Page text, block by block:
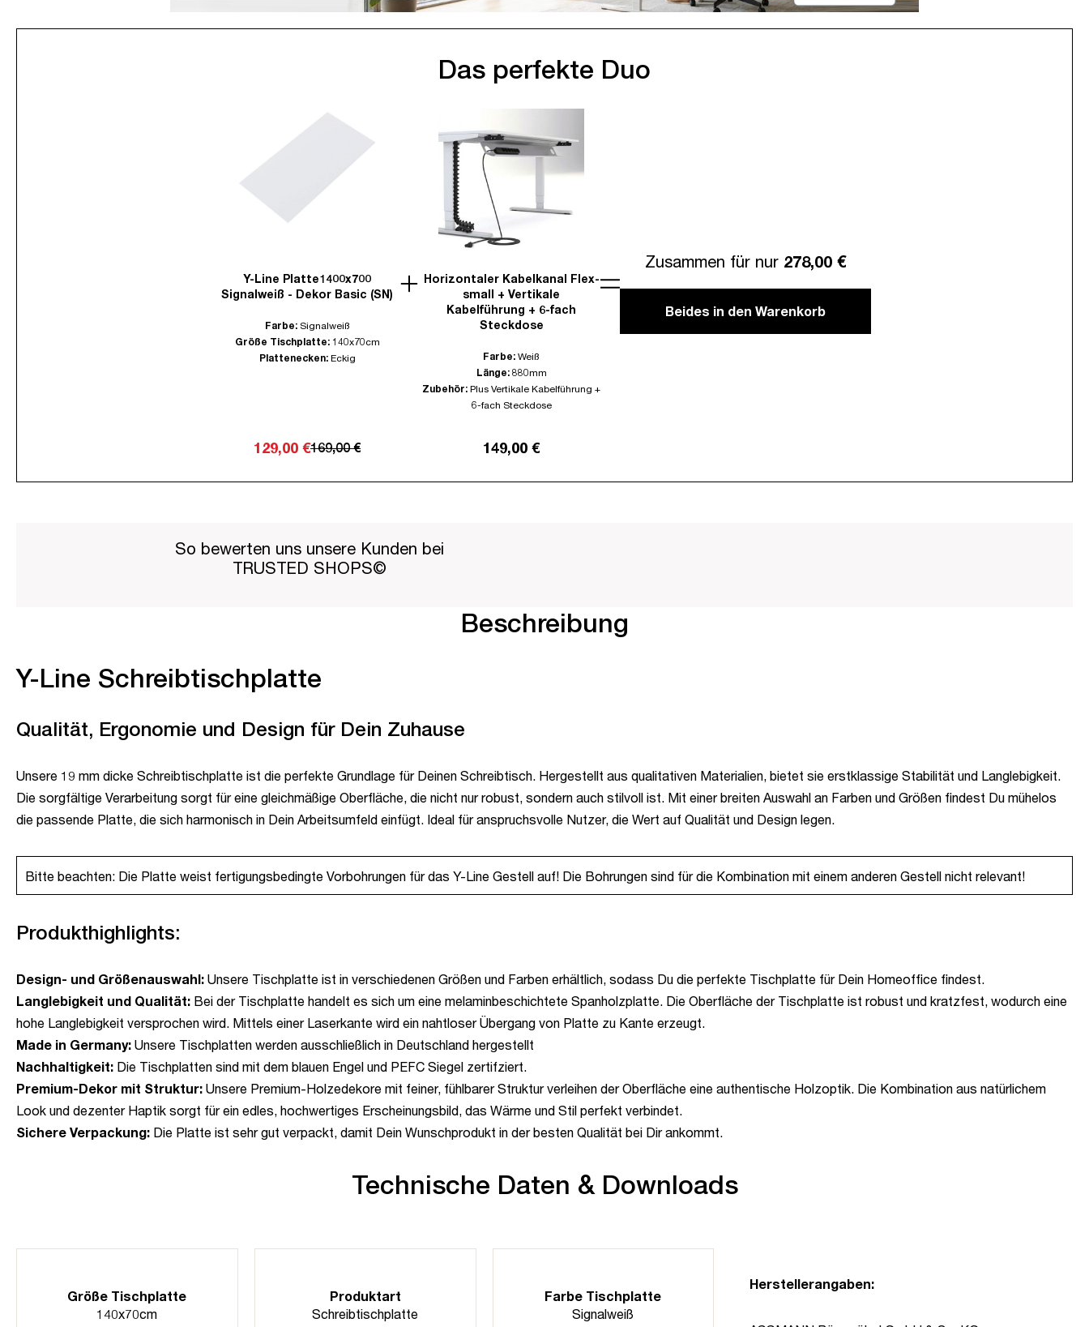
Das perfekte Duo
Y-Line Platte1400x700
Signalweiß - Dekor Basic (SN)
Farbe: Signalweiß
Größe Tischplatte: 140x70cm
Plattenecken: Eckig
129,00 €169,00 €
Horizontaler Kabelkanal Flex-
small + Vertikale
Kabelführung + 6-fach
Steckdose
Farbe: Weiß
Länge: 880mm
Zubehör: Plus Vertikale Kabelführung +
6-fach Steckdose
149,00 €
Zusammen für nur 278,00 €
Beides in den Warenkorb
So bewerten uns unsere Kunden bei
TRUSTED SHOPS©
Beschreibung
Y-Line Schreibtischplatte
Qualität, Ergonomie und Design für Dein Zuhause
Unsere 19 mm dicke Schreibtischplatte ist die perfekte Grundlage für Deinen Schreibtisch. Hergestellt aus qualitativen Materialien, bietet sie erstklassige Stabilität und Langlebigkeit.
Die sorgfältige Verarbeitung sorgt für eine gleichmäßige Oberfläche, die nicht nur robust, sondern auch stilvoll ist. Mit einer breiten Auswahl an Farben und Größen findest Du mühelos
die passende Platte, die sich harmonisch in Dein Arbeitsumfeld einfügt. Ideal für anspruchsvolle Nutzer, die Wert auf Qualität und Design legen.
Bitte beachten: Die Platte weist fertigungsbedingte Vorbohrungen für das Y-Line Gestell auf! Die Bohrungen sind für die Kombination mit einem anderen Gestell nicht relevant!
Produkthighlights:
Design- und Größenauswahl: Unsere Tischplatte ist in verschiedenen Größen und Farben erhältlich, sodass Du die perfekte Tischplatte für Dein Homeoffice findest.
Langlebigkeit und Qualität: Bei der Tischplatte handelt es sich um eine melaminbeschichtete Spanholzplatte. Die Oberfläche der Tischplatte ist robust und kratzfest, wodurch eine
hohe Langlebigkeit versprochen wird. Mittels einer Laserkante wird ein nahtloser Übergang von Platte zu Kante erzeugt.
Made in Germany: Unsere Tischplatten werden ausschließlich in Deutschland hergestellt
Nachhaltigkeit: Die Tischplatten sind mit dem blauen Engel und PEFC Siegel zertifziert.
Premium-Dekor mit Struktur: Unsere Premium-Holzedekore mit feiner, fühlbarer Struktur verleihen der Oberfläche eine authentische Holzoptik. Die Kombination aus natürlichem
Look und dezenter Haptik sorgt für ein edles, hochwertiges Erscheinungsbild, das Wärme und Stil perfekt verbindet.
Sichere Verpackung: Die Platte ist sehr gut verpackt, damit Dein Wunschprodukt in der besten Qualität bei Dir ankommt.
Technische Daten & Downloads
Größe Tischplatte
140x70cm
Produktart
Schreibtischplatte
Farbe Tischplatte
Signalweiß
Herstellerangaben: